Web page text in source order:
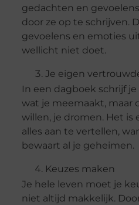
gedachten en
door ze op te schrijven.
gevoelens en emoties
wellicht niet doet.
Je eigen
In een dagboek schrijf je
wat je meemaakt, maar
willen, je dromen. Het is
alles aan te vertellen,
bewaart al je geheimen.
Keuzes maken
Je hele leven moet je
niet altijd makkelijk.